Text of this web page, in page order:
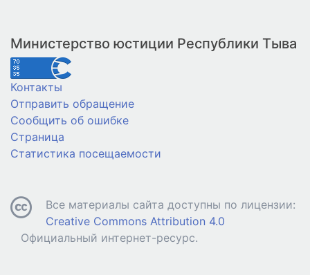
Министерство юстиции Республики Тыва
Контакты
Отправить обращение
Сообщить об ошибке
Страница
Статистика посещаемости
Все материалы сайта доступны по лицензии:
Creative Commons Attribution 4.0
Официальный интернет-ресурс.